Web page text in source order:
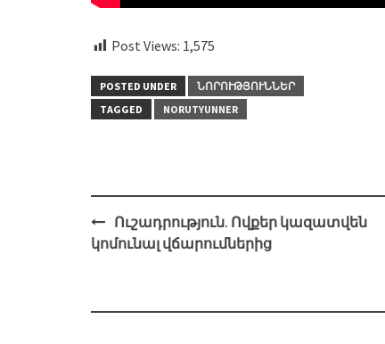
Post Views: 1,575
POSTED UNDER
ՆՈՐՈՒԹՅՈՒՆՆԵՐ
TAGGED
NORUTYUNNER
Post
navigation
Ուշադրություն. Ովքեր կազատվեն
կոմունալ վճարումներից